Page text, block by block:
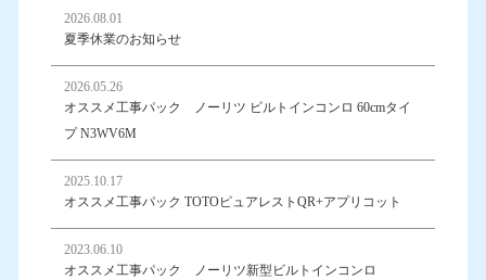
2026.08.01
夏季休業のお知らせ
2026.05.26
オススメ工事パック ノーリツ ビルトインコンロ 60cmタイ
プ N3WV6M
2025.10.17
オススメ工事パック TOTOピュアレストQR+アプリコット
2023.06.10
オススメ工事パック ノーリツ新型ビルトインコンロ